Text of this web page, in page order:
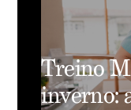
Treino
inverno: